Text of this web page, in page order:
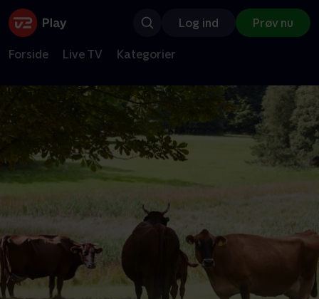
Log ind Prøv nu
Forside Live TV Kategorier